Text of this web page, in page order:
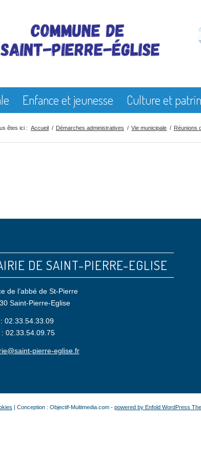
Enfance et jeunesse Culture et
êtes ici : Accueil / Démarches administratives / Vie municipale / Réunions
DE SAINT-PIERRE-EGLISE
de l’abbé de St-Pierre
Saint-Pierre-Eglise
02.33.54.33.09
: 02.33.54.09.75
pierre-eglise.fr
| Conception : Objectif-Multimedia.com - powered by Enfold WordPress